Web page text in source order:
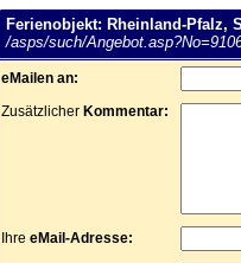
Ferienobjekt: Rheinland-Pfalz,
/asps/such/
eMailen an:
Zusätzlicher Kommentar:
Ihre eMail-Adresse: